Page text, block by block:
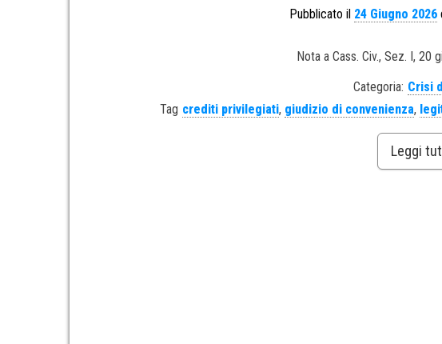
Pubblicato il 24 Giugno 2026
Nota a Cass. Civ., Sez. I, 20
Categoria: Crisi
Tag crediti privilegiati, giudizio di convenienza,
Leggi